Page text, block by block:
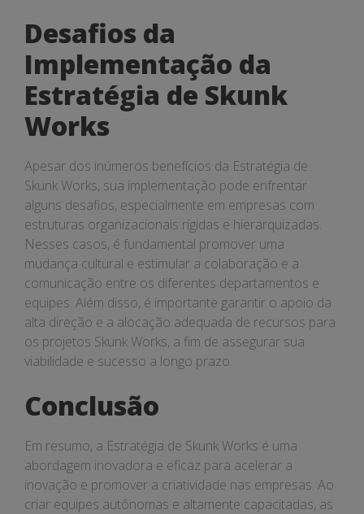
Desafios da
Implementação da
Estratégia de Skunk
Works
Apesar dos inúmeros benefícios da Estratégia de
Skunk Works, sua implementação pode enfrentar
alguns desafios, especialmente em empresas com
estruturas organizacionais rígidas e hierarquizadas.
Nesses casos, é fundamental promover uma
mudança cultural e estimular a colaboração e a
comunicação entre os diferentes departamentos e
equipes. Além disso, é importante garantir o apoio da
alta direção e a alocação adequada de recursos para
os projetos Skunk Works, a fim de assegurar sua
viabilidade e sucesso a longo prazo.
Conclusão
Em resumo, a Estratégia de Skunk Works é uma
abordagem inovadora e eficaz para acelerar a
inovação e promover a criatividade nas empresas. Ao
criar equipes autônomas e altamente capacitadas, as